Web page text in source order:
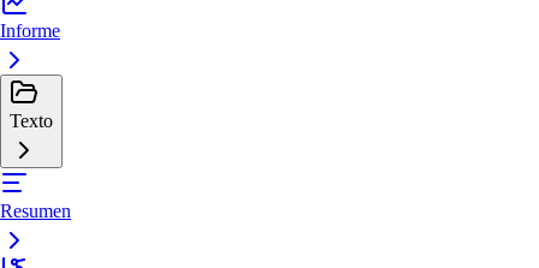
Informe
Texto
Resumen